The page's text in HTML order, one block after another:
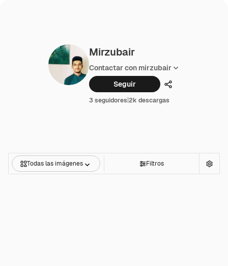
Mirzubair
Contactar con mirzubair
Seguir
Compartir
3 seguidores|2k descargas
Todas las imágenes Filtros